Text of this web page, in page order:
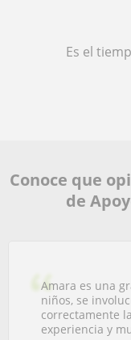
Es el
Conoce que
de
Amara es una
niños, se
correctamente
experiencia y